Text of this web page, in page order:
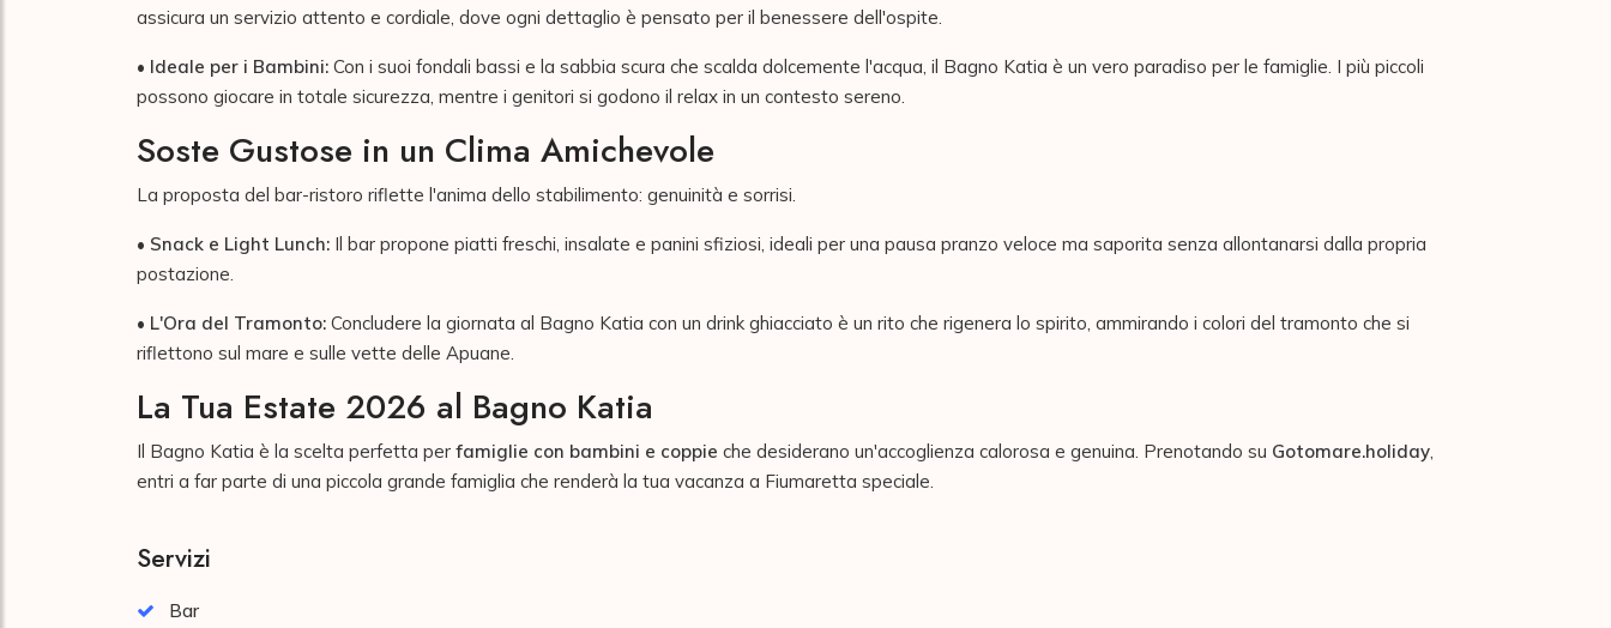
assicura un servizio attento e cordiale, dove ogni dettaglio è pensato per il benessere dell'ospite.
• Ideale per i Bambini: Con i suoi fondali bassi e la sabbia scura che scalda dolcemente l'acqua, il Bagno Katia è un vero paradiso per le famiglie. I più piccoli
possono giocare in totale sicurezza, mentre i genitori si godono il relax in un contesto sereno.
Soste Gustose in un Clima Amichevole
La proposta del bar-ristoro riflette l'anima dello stabilimento: genuinità e sorrisi.
• Snack e Light Lunch: Il bar propone piatti freschi, insalate e panini sfiziosi, ideali per una pausa pranzo veloce ma saporita senza allontanarsi dalla propria
postazione.
• L'Ora del Tramonto: Concludere la giornata al Bagno Katia con un drink ghiacciato è un rito che rigenera lo spirito, ammirando i colori del tramonto che si
riflettono sul mare e sulle vette delle Apuane.
La Tua Estate 2026 al Bagno Katia
Il Bagno Katia è la scelta perfetta per famiglie con bambini e coppie che desiderano un'accoglienza calorosa e genuina. Prenotando su Gotomare.holiday,
entri a far parte di una piccola grande famiglia che renderà la tua vacanza a Fiumaretta speciale.
Servizi
Bar